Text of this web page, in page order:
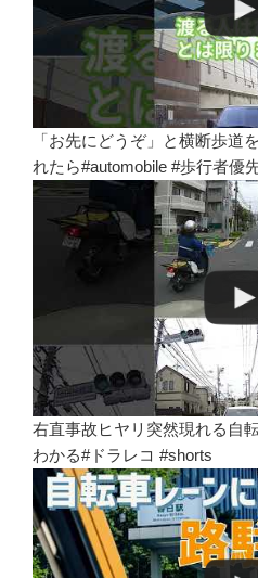
「お先にどうぞ」と横断歩道
れたら#automobile #歩行者優
右直事故ヒヤリ突然現れる自
わかる#ドラレコ #shorts